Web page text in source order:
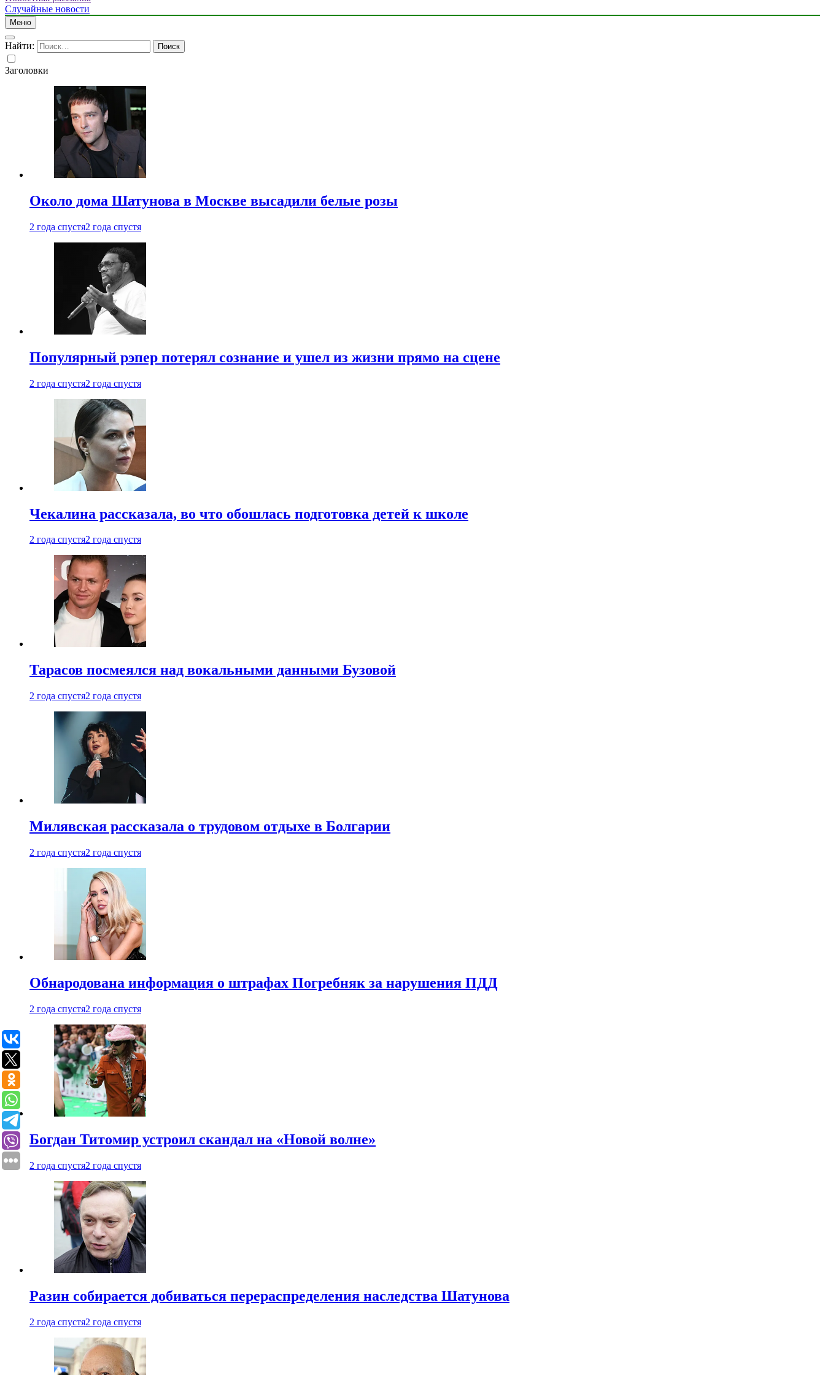
Случайные новости
Меню
Найти:
Заголовки
Около дома Шатунова в Москве высадили белые розы
2 года спустя2 года спустя
Популярный рэпер потерял сознание и ушел из жизни прямо на сцене
2 года спустя2 года спустя
Чекалина рассказала, во что обошлась подготовка детей к школе
2 года спустя2 года спустя
Тарасов посмеялся над вокальными данными Бузовой
2 года спустя2 года спустя
Милявская рассказала о трудовом отдыхе в Болгарии
2 года спустя2 года спустя
Обнародована информация о штрафах Погребняк за нарушения ПДД
2 года спустя2 года спустя
Богдан Титомир устроил скандал на «Новой волне»
2 года спустя2 года спустя
Разин собирается добиваться перераспределения наследства Шатунова
2 года спустя2 года спустя